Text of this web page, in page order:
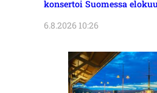
konsertoi Suomessa
6.8.2026 10:26